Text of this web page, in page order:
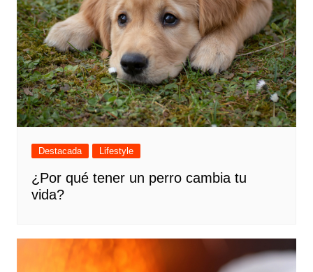
Destacada Lifestyle
¿Por qué tener un perro cambia tu
vida?